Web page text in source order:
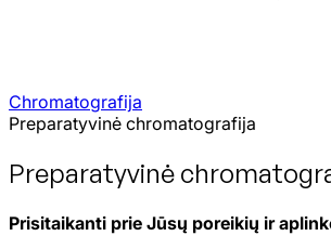
Chromatografija
Preparatyvinė chromatografija
Preparatyvinė
Prisitaikanti prie Jūsų poreikių ir